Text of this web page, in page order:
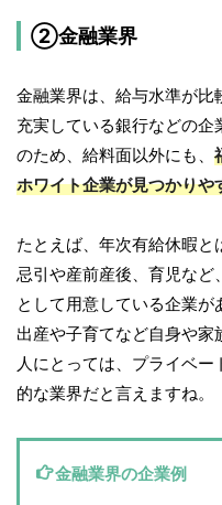
②金融業界
金融業界は、給与水準が
充実している銀行などの
のため、給料面以外にも、
ホワイト企業が見つかりや
たとえば、年次有給休暇
忌引や産前産後、育児など
として用意している企業
出産や子育てなど自身や家
人にとっては、プライベ
的な業界だと言えますね。
金融業界の企業例